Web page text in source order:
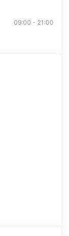
09:00 - 21:00